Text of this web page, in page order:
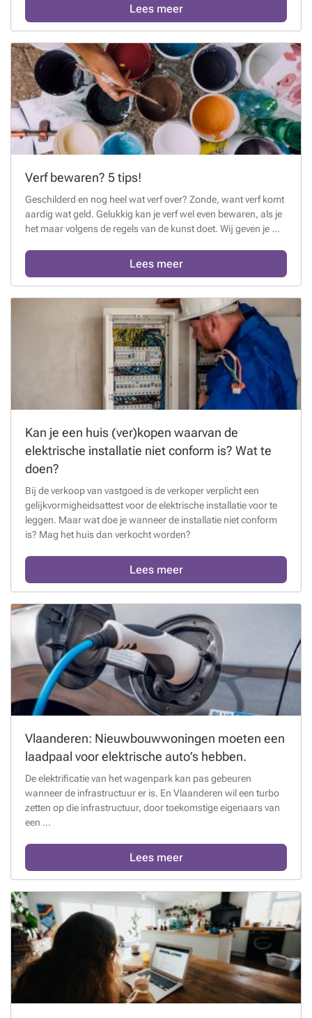
Lees meer
Verf bewaren? 5 tips!
Geschilderd en nog heel wat verf over? Zonde, want verf komt
aardig wat geld. Gelukkig kan je verf wel even bewaren, als je
het maar volgens de regels van de kunst doet. Wij geven je ...
Lees meer
Kan je een huis (ver)kopen waarvan de
elektrische installatie niet conform is? Wat te
doen?
Bij de verkoop van vastgoed is de verkoper verplicht een
gelijkvormigheidsattest voor de elektrische installatie voor te
leggen. Maar wat doe je wanneer de installatie niet conform
is? Mag het huis dan verkocht worden?
Lees meer
Vlaanderen: Nieuwbouwwoningen moeten een
laadpaal voor elektrische auto’s hebben.
De elektrificatie van het wagenpark kan pas gebeuren
wanneer de infrastructuur er is. En Vlaanderen wil een turbo
zetten op die infrastructuur, door toekomstige eigenaars van
een ...
Lees meer